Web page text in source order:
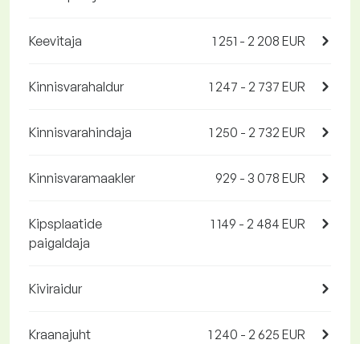
Keevitaja 1 251 - 2 208 EUR
Kinnisvarahaldur 1 247 - 2 737 EUR
Kinnisvarahindaja 1 250 - 2 732 EUR
Kinnisvaramaakler 929 - 3 078 EUR
Kipsplaatide
paigaldaja
1 149 - 2 484 EUR
Kiviraidur
Kraanajuht 1 240 - 2 625 EUR